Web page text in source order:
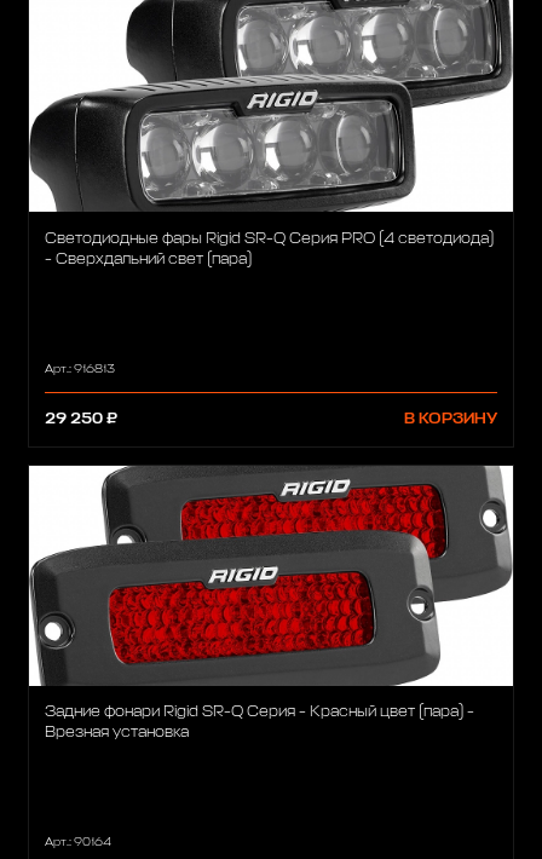
Светодиодные фары Rigid SR-Q Серия PRO (4 светодиода)
- Сверхдальний свет (пара)
Арт.: 916813
29 250 ₽ В КОРЗИНУ
Задние фонари Rigid SR-Q Серия - Красный цвет (пара) -
Врезная установка
Арт.: 90164